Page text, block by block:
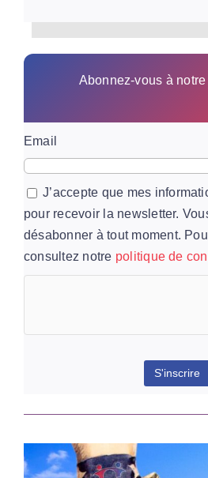
Abonnez-vous à
Email
J’accepte que mes
pour recevoir la newsletter.
désabonner à tout moment.
consultez notre politique de